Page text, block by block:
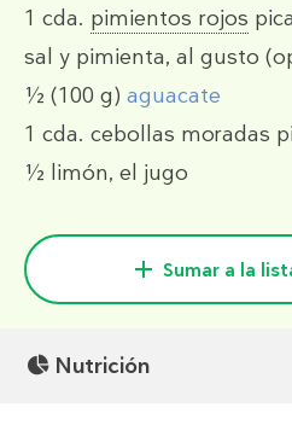
1 cda. pimientos rojos
sal y pimienta, al gusto
½ (100 g) aguacate
1 cda. cebollas moradas
½ limón, el jugo
Sumar a la
Nutrición